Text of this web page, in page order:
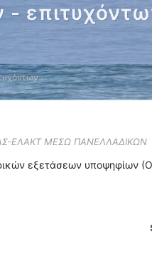
-
…
ΕΛΑΚΤ ΜΕΣΩ ΠΑΝΕΛΛΑΔΙΚΩΝ
εξετάσεων υποψηφίων